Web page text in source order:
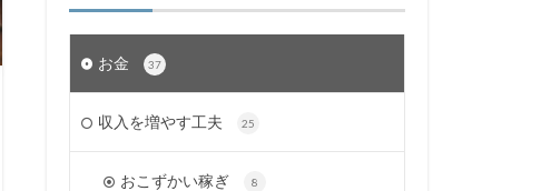
お金 37
収入を増やす工夫 25
おこずかい稼ぎ 8